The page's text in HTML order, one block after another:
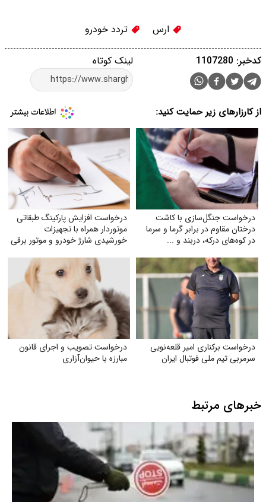
ارس تردد خودرو
لینک کوتاه کدخبر: 1107280
از کارزارهای زیر حمایت کنید:
درخواست جنگل‌سازی با کاشت
درختان مقاوم در برابر گرما و سرما
در کوه‌های درکه، دربند و ...
درخواست افزایش پارکینگ طبقاتی
موتوردار همراه با تجهیزات
خورشیدی شارژ خودرو و موتور برقی
درخواست برکناری امیر قلعه‌نویی
سرمربی تیم ملی فوتبال ایران
درخواست تصویب و اجرای قانون
مبارزه با حیوان‌آزاری
خبرهای مرتبط